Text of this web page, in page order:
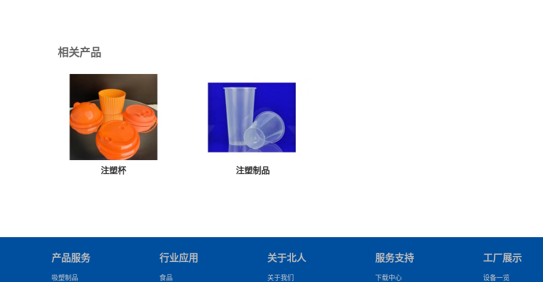
相关产品
注塑杯 注塑制品
产品服务
吸塑制品
行业应用
食品
关于北人
关于我们
服务支持
下载中心
工厂展示
设备一览